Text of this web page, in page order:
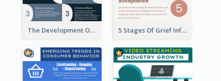
The Development Of Social Media Use Infographic 5 Stages Of Grief Infographic (With Explanation))